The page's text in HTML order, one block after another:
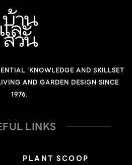
หม่และบ้านเก่า รวมถึงปฎิสัมพันธ์
องยังคงอยู่ บ้านหลังนี้จึงถูกนิยาม
กแบบที่เรียกว่า “บ้านพื้นที่” อัน
าพของพื้นที่เป็นหลัก มีการผสาน
นอก การใช้งานที่หลากหลาย จน
อกบ้านและในบ้านออกไป เหลือ
รวจบริบทประกอบกับความต้องการ
การณ์ จากการเน้นไปที่ตัวสมาชิก
การณ์โรคระบาดทำให้สถาปนิก
อาสาคอยช่วยเหลือหน่วยงานต่าง ๆ
นฐานะที่เป็นนายกสมาคมฯ และเป็น
from Home ก็เชิญชวนทุก
รอยู่ทางไหนก็ไปช่วยโรงพยาบาล
'KNOWLEDGE AND SKILLSET
AND GARDEN DESIGN SINCE
1976.
LINKS
PLANT SCOOP